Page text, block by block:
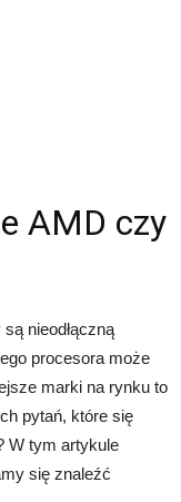
AMD czy
nieodłączną
procesora może
marki na rynku to
pytań, które się
W tym artykule
się znaleźć